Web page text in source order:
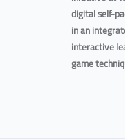
digital self-
in an
interactive
game